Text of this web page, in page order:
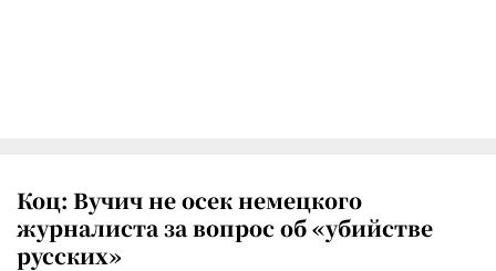
Коц: Вучич не осек немецкого
журналиста за вопрос об «убийстве
русских»